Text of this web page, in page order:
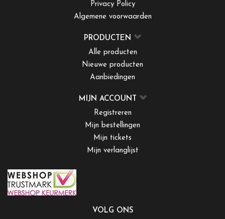
Privacy Policy
Algemene voorwaarden
PRODUCTEN
Alle producten
Nieuwe producten
Aanbiedingen
MIJN ACCOUNT
Registreren
Mijn bestellingen
Mijn tickets
Mijn verlanglijst
VOLG ONS